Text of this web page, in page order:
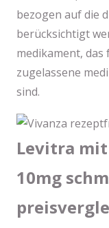
bezogen auf die
berücksichtigt
medikament,
zugelassene
sind.
Levitra
10mg